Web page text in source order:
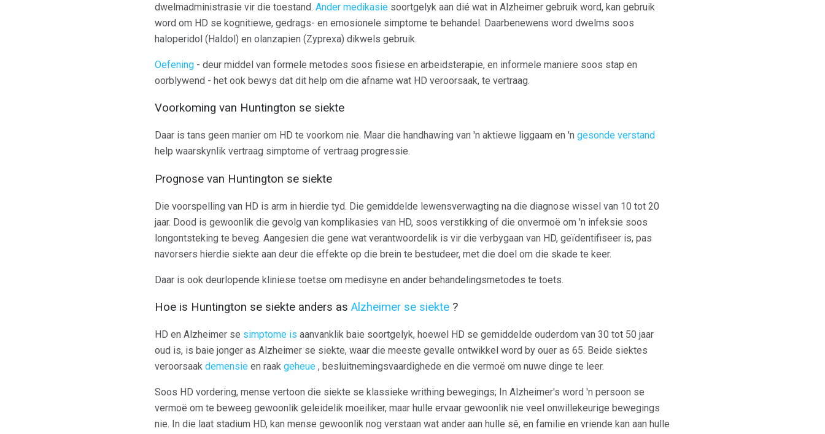
dwelmadministrasie vir die toestand. Ander medikasie soortgelyk aan dié wat in Alzheimer gebruik word, kan gebruik
word om HD se kognitiewe, gedrags- en emosionele simptome te behandel. Daarbenewens word dwelms soos
haloperidol (Haldol) en olanzapien (Zyprexa) dikwels gebruik.
Oefening - deur middel van formele metodes soos fisiese en arbeidsterapie, en informele maniere soos stap en
oorblywend - het ook bewys dat dit help om die afname wat HD veroorsaak, te vertraag.
Voorkoming van Huntington se siekte
Daar is tans geen manier om HD te voorkom nie. Maar die handhawing van 'n aktiewe liggaam en 'n gesonde verstand
help waarskynlik vertraag simptome of vertraag progressie.
Prognose van Huntington se siekte
Die voorspelling van HD is arm in hierdie tyd. Die gemiddelde lewensverwagting na die diagnose wissel van 10 tot 20
jaar. Dood is gewoonlik die gevolg van komplikasies van HD, soos verstikking of die onvermoë om 'n infeksie soos
longontsteking te beveg. Aangesien die gene wat verantwoordelik is vir die verbygaan van HD, geïdentifiseer is, pas
navorsers hierdie siekte aan deur die effekte op die brein te bestudeer, met die doel om die skade te keer.
Daar is ook deurlopende kliniese toetse om medisyne en ander behandelingsmetodes te toets.
Hoe is Huntington se siekte anders as Alzheimer se siekte ?
HD en Alzheimer se simptome is aanvanklik baie soortgelyk, hoewel HD se gemiddelde ouderdom van 30 tot 50 jaar
oud is, is baie jonger as Alzheimer se siekte, waar die meeste gevalle ontwikkel word by ouer as 65. Beide siektes
veroorsaak demensie en raak geheue , besluitnemingsvaardighede en die vermoë om nuwe dinge te leer.
Soos HD vordering, mense vertoon die siekte se klassieke writhing bewegings; In Alzheimer's word 'n persoon se
vermoë om te beweeg gewoonlik geleidelik moeiliker, maar hulle ervaar gewoonlik nie veel onwillekeurige bewegings
nie. In die laat stadium HD, kan mense gewoonlik nog verstaan ​​wat ander aan hulle sê, en familie en vriende kan aan hulle